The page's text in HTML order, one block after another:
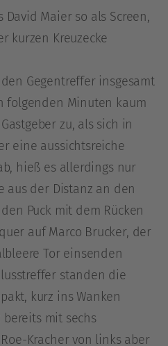
Maier so als Screen,
kurzen Kreuzecke
den Gegentreffer insgesamt
folgenden Minuten kaum
zu, als sich in
eine aussichtsreiche
hieß es allerdings nur
aus der Distanz an den
Puck mit dem Rücken
auf Marco Brucker, der
Tor einsenden
standen die
kurz ins Wanken
mit sechs
Kracher von links aber